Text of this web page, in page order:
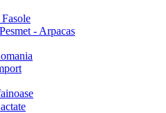
- Arpacas